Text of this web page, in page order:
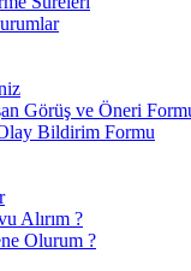
Görüş ve Öneri
Bildirim Formu
Alırım ?
Olurum ?